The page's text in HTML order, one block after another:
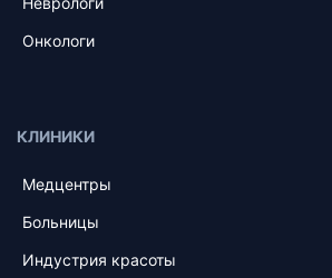
Онкологи
КЛИНИКИ
Медцентры
Больницы
Индустрия красоты